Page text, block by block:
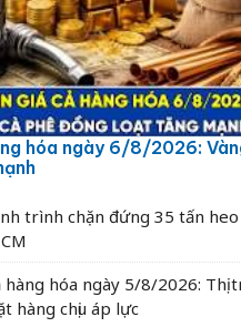
hóa ngày 6/8/2026:
trình chặn đứng 35 tấn
hàng hóa ngày 5/8/2026: Thị
hàng chịu áp lực